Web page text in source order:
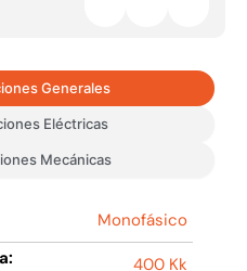
Generales
Eléctricas
Mecánicas
Monofásico
400 Kk